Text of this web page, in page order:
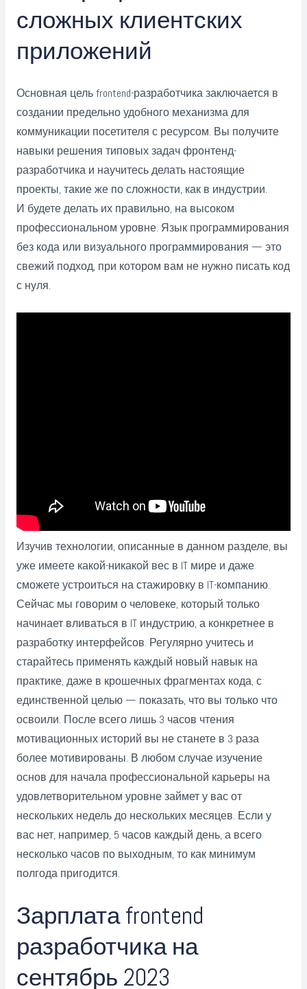
сложных клиентских
приложений
Основная цель frontend-разработчика заключается в
создании предельно удобного механизма для
коммуникации посетителя с ресурсом. Вы получите
навыки решения типовых задач фронтенд-
разработчика и научитесь делать настоящие
проекты, такие же по сложности, как в индустрии.
И будете делать их правильно, на высоком
профессиональном уровне. Язык программирования
без кода или визуального программирования — это
свежий подход, при котором вам не нужно писать код
с нуля.
Изучив технологии, описанные в данном разделе, вы
уже имеете какой-никакой вес в IT мире и даже
сможете устроиться на стажировку в IT-компанию.
Сейчас мы говорим о человеке, который только
начинает вливаться в IT индустрию, а конкретнее в
разработку интерфейсов. Регулярно учитесь и
старайтесь применять каждый новый навык на
практике, даже в крошечных фрагментах кода, с
единственной целью — показать, что вы только что
освоили. После всего лишь 3 часов чтения
мотивационных историй вы не станете в 3 раза
более мотивированы. В любом случае изучение
основ для начала профессиональной карьеры на
удовлетворительном уровне займет у вас от
нескольких недель до нескольких месяцев. Если у
вас нет, например, 5 часов каждый день, а всего
несколько часов по выходным, то как минимум
полгода пригодится.
Зарплата frontend
разработчика на
сентябрь 2023